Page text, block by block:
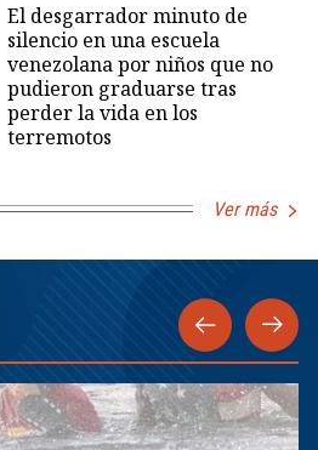
El desgarrador minuto de
silencio en una escuela
venezolana por niños que no
pudieron graduarse tras
perder la vida en los
terremotos
Ver más